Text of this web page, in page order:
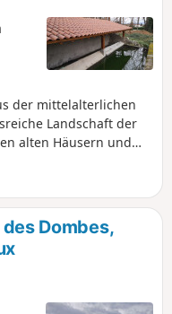
der mittelalterlichen
Landschaft der
alten Häusern und
gekennzeichnet und
Dombes,